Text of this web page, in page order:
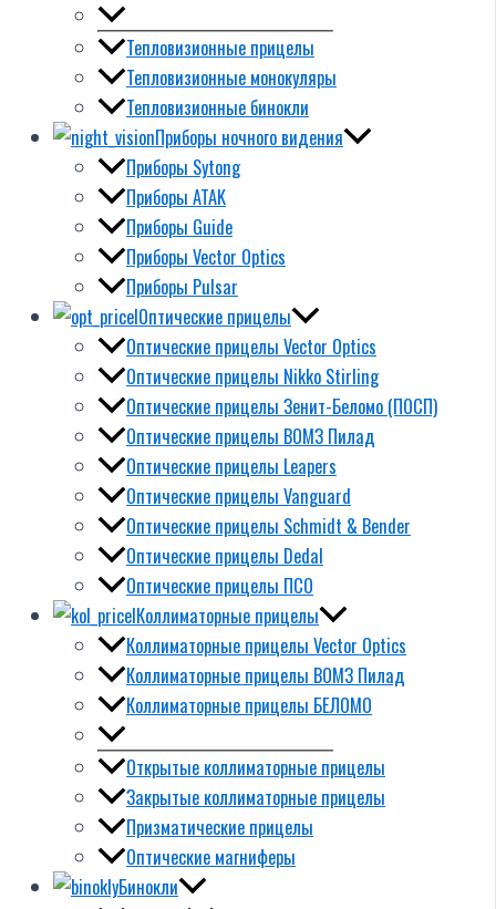
Тепловизионные прицелы
Тепловизионные монокуляры
Тепловизионные бинокли
Приборы ночного видения
Приборы Sytong
Приборы ATAK
Приборы Guide
Приборы Vector Optics
Приборы Pulsar
Оптические прицелы
Оптические прицелы Vector Optics
Оптические прицелы Nikko Stirling
Оптические прицелы Зенит-Беломо (ПОСП)
Оптические прицелы ВОМЗ Пилад
Оптические прицелы Leapers
Оптические прицелы Vanguard
Оптические прицелы Schmidt & Bender
Оптические прицелы Dedal
Оптические прицелы ПСО
Коллиматорные прицелы
Коллиматорные прицелы Vector Optics
Коллиматорные прицелы ВОМЗ Пилад
Коллиматорные прицелы БЕЛОМО
Открытые коллиматорные прицелы
Закрытые коллиматорные прицелы
Призматические прицелы
Оптические магниферы
Бинокли